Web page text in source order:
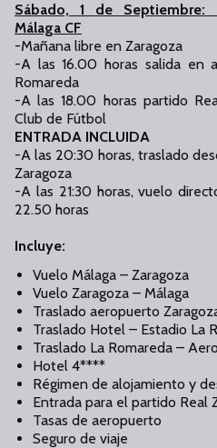
Sábado, 1 de Septiembre:
Málaga CF
-Mañana libre en Zaragoza
-A las 16.00 horas salida en
Romareda
-A las 18.00 horas partido
Club de Fútbol
ENTRADA INCLUIDA
-A las 20:30 horas, traslado
Zaragoza
-A las 21:30 horas, vuelo
22.50 horas
Incluye:
Vuelo Málaga – Zaragoza
Vuelo Zaragoza – Málaga
Traslado aeropuerto
Traslado Hotel – Estadio La
Traslado La Romareda –
Hotel 4****
Régimen de alojamiento y
Entrada para el partido Real
Tasas de aeropuerto
Seguro de viaje